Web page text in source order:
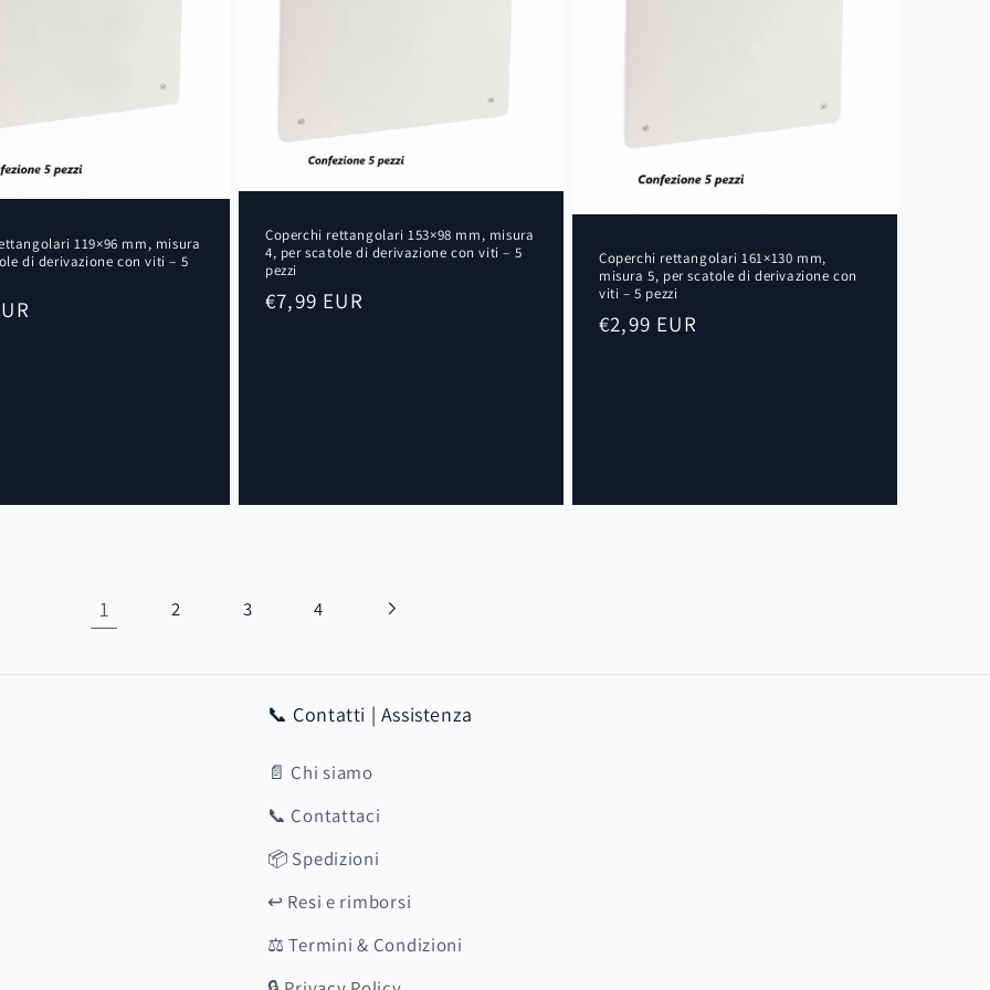
119×96 mm, misura
di derivazione con viti – 5
Coperchi rettangolari 153×98 mm, misura
4, per scatole di derivazione con viti – 5
pezzi
Prezzo
€7,99 EUR
Coperchi rettangolari 161×130 mm,
misura 5, per scatole di derivazione con
viti – 5 pezzi
Prezzo
€2,99 EUR
1 2 3 4
📞 Contatti | Assistenza
📄 Chi siamo
📞 Contattaci
📦 Spedizioni
↩️ Resi e rimborsi
⚖️ Termini & Condizioni